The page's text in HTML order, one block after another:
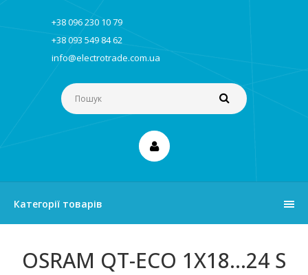
+38 096 230 10 79
+38 093 549 84 62
info@electrotrade.com.ua
Категорії товарів
OSRAM QT-ECO 1X18…24 S